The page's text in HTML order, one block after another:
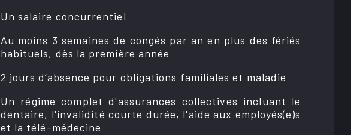
Un salaire concurrentiel
Au moins 3 semaines de congés par an en plus des fériés
habituels, dès la première année
2 jours d’absence pour obligations familiales et maladie
Un régime complet d'assurances collectives incluant le
dentaire, l'invalidité courte durée, l'aide aux employés(e)s
et la télé-médecine